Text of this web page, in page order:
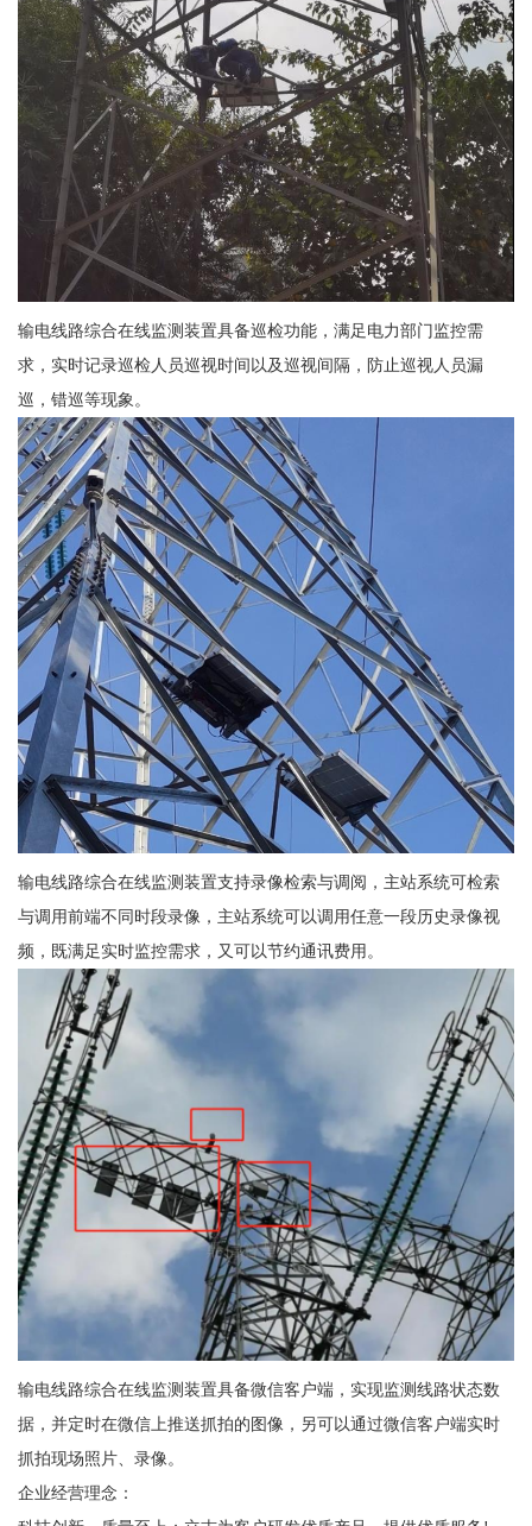
输电线路综合在线监测装置具备巡检功能，满足电力部门监控需
求，实时记录巡检人员巡视时间以及巡视间隔，防止巡视人员漏
巡，错巡等现象。
输电线路综合在线监测装置支持录像检索与调阅，主站系统可检索
与调用前端不同时段录像，主站系统可以调用任意一段历史录像视
频，既满足实时监控需求，又可以节约通讯费用。
输电线路综合在线监测装置具备微信客户端，实现监测线路状态数
据，并定时在微信上推送抓拍的图像，另可以通过微信客户端实时
抓拍现场照片、录像。
企业经营理念：